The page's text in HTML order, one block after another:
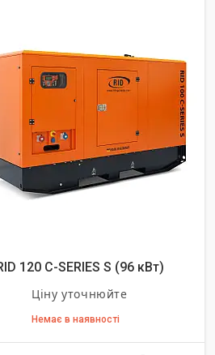
120 C-SERIES S (96 кВт)
Ціну уточнюйте
Немає в наявності